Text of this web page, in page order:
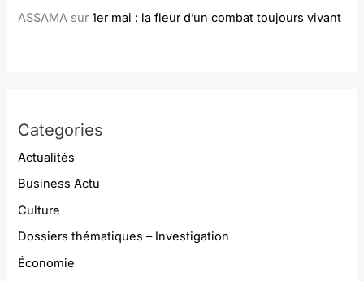
ASSAMA sur1er mai : la fleur d’un combat toujours vivant
Categories
Actualités
Business Actu
Culture
Dossiers thématiques – Investigation
Économie